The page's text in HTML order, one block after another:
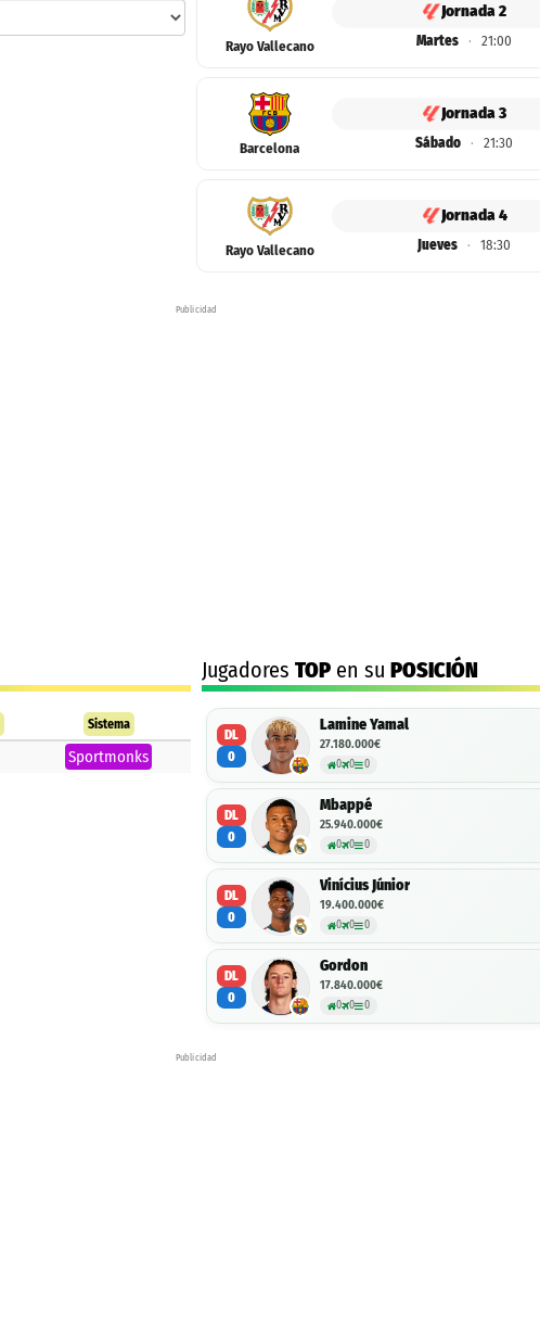
Rayo Vallecano
Jornada 2
Martes · 21:00
Barcelona
Jornada 3
Sábado · 21:30
Rayo Vallecano
Jornada 4
Jueves · 18:30
Publicidad
Sistema
Sportmonks
Jugadores TOP en su POSICIÓN
DL
0
Lamine Yamal
27.180.000€
0 0 0
DL
0
Mbappé
25.940.000€
0 0 0
DL
0
Vinícius Júnior
19.400.000€
0 0 0
DL
0
Gordon
17.840.000€
0 0 0
Publicidad